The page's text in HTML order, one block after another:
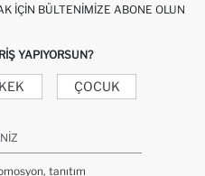
İÇIN BÜLTENIMIZE ABONE OLUN
YAPIYORSUN?
ÇOCUK
tanıtım